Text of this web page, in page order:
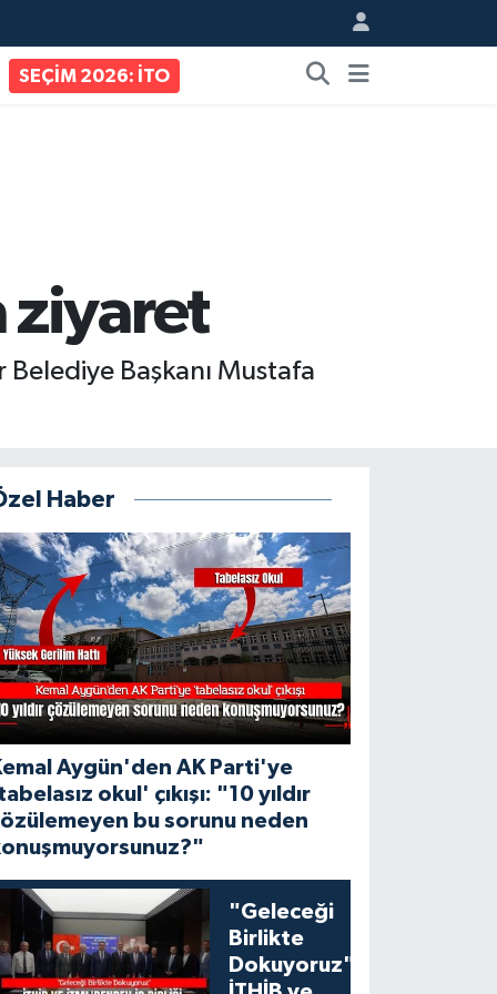
SEÇİM 2026: İTO
ziyaret
Başkanı Mustafa
Haber
Aygün'den AK Parti'ye
okul' çıkışı: "10 yıldır
bu sorunu neden
"Geleceği
Birlikte
Dokuyoruz":